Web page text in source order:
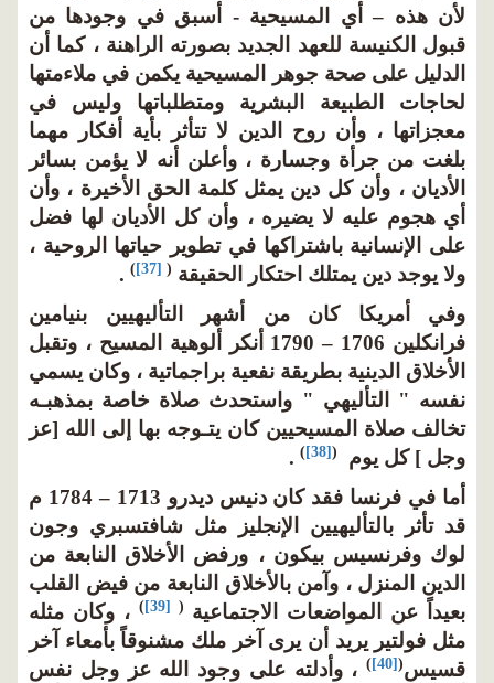
لأن هذه – أي المسيحية - أسبق في وجودها من
قبول الكنيسة للعهد الجديد بصورته الراهنة ، كما أن
الدليل على صحة جوهر المسيحية يكمن في ملاءمتها
لحاجات الطبيعة البشرية ومتطلباتها وليس في
معجزاتها ، وأن روح الدين لا تتأثر بأية أفكار مهما
بلغت من جرأة وجسارة ، وأعلن أنه لا يؤمن بسائر
الأديان ، وأن كل دين يمثل كلمة الحق الأخيرة ، وأن
أي هجوم عليه لا يضيره ، وأن كل الأديان لها فضل
على الإنسانية باشتراكها في تطوير حياتها الروحية ،
ولا يوجد دين يمتلك احتكار الحقيقة (
[37]
)
.
وفي أمريكا كان من أشهر التأليهيين بنيامين
فرانكلين 1706 – 1790 أنكر ألوهية المسيح ، وتقبل
الأخلاق الدينية بطريقة نفعية براجماتية ، وكان يسمي
نفسه " التأليهي " واستحدث صلاة خاصة بمذهبـه
تخالف صلاة المسيحيين كان يتـوجه بها إلى الله [عز
وجل ] كل يوم
(
[38]
)
.
أما في فرنسا فقد كان دنيس ديدرو 1713 – 1784 م
قد تأثر بالتأليهيين الإنجليز مثل شافتسبري وجون
لوك وفرنسيس بيكون ، ورفض الأخلاق النابعة من
الدين المنزل ، وآمن بالأخلاق النابعة من فيض القلب
بعيداً عن المواضعات الاجتماعية (
[39]
) ، وكان مثله
مثل فولتير يريد أن يرى آخر ملك مشنوقاً بأمعاء آخر
قسيس(
[40]
) ، وأدلته على وجود الله عز وجل نفس